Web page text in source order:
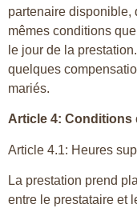
partenaire disponible,
mêmes conditions
le jour de la
quelques
mariés.
Article 4: Conditions
Article 4.1: Heures
La prestation prend
entre le prestataire et